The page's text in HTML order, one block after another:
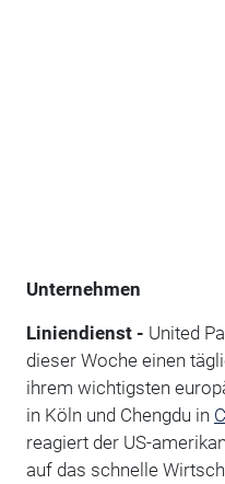
Unternehmen
Liniendienst - United
dieser Woche einen
ihrem wichtigsten
in Köln und Chengdu in
reagiert der US-
auf das schnelle